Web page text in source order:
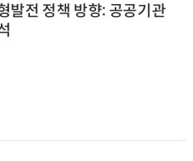
발전 정책 방향: 공공기관